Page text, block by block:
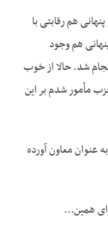
هم رقابتی با
هم وجود
شد. حالا از خوب
مأمور شدم بر این
عنوان معاون آورده
همین…